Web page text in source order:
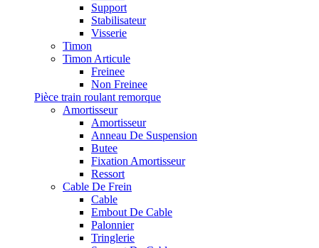
Support
Stabilisateur
Visserie
Timon
Timon Articule
Freinee
Non Freinee
Pièce train roulant remorque
Amortisseur
Amortisseur
Anneau De Suspension
Butee
Fixation Amortisseur
Ressort
Cable De Frein
Cable
Embout De Cable
Palonnier
Tringlerie